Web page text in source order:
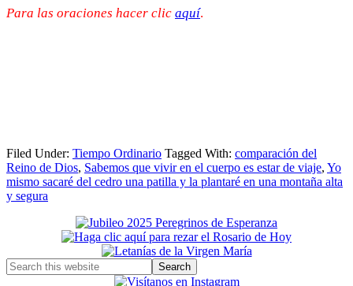
Para las oraciones hacer clic aquí.
Filed Under: Tiempo Ordinario Tagged With: comparación del
Reino de Dios, Sabemos que vivir en el cuerpo es estar de viaje, Yo
mismo sacaré del cedro una patilla y la plantaré en una montaña alta
y segura
Primary
Sidebar
Search
this